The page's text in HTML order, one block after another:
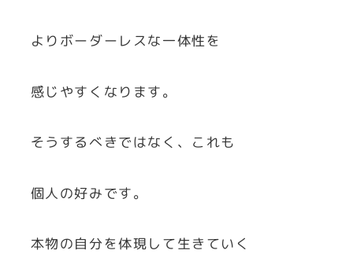
よりボーダーレスな一体性を
感じやすくなります。
そうするべきではなく、これも
個人の好みです。
本物の自分を体現して生きていく